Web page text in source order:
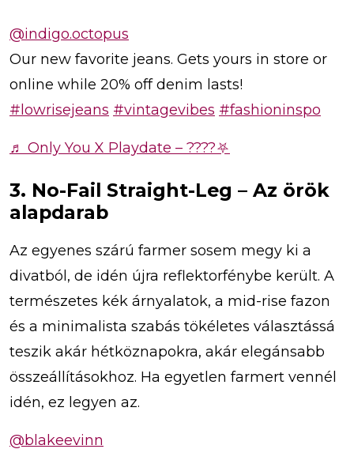
@indigo.octopus
Our new favorite jeans. Gets yours in store or
online while 20% off denim lasts!
#lowrisejeans #vintagevibes #fashioninspo
♬ Only You X Playdate – ????⛧
3. No-Fail Straight-Leg – Az örök
alapdarab
Az egyenes szárú farmer sosem megy ki a
divatból, de idén újra reflektorfénybe került. A
természetes kék árnyalatok, a mid-rise fazon
és a minimalista szabás tökéletes választássá
teszik akár hétköznapokra, akár elegánsabb
összeállításokhoz. Ha egyetlen farmert vennél
idén, ez legyen az.
@blakeevinn